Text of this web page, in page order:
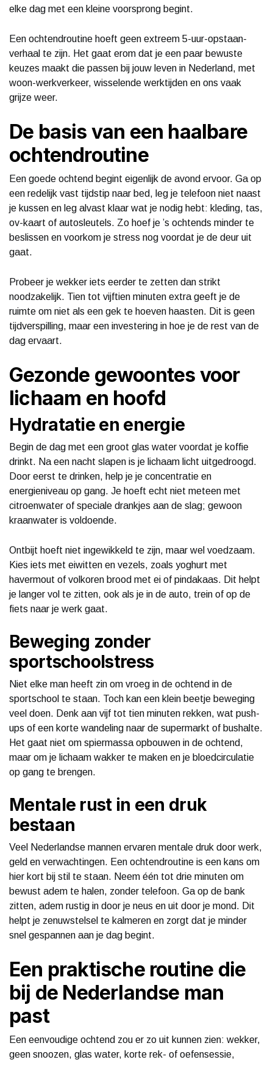
elke dag met een kleine voorsprong begint.
Een ochtendroutine hoeft geen extreem 5-uur-opstaan-
verhaal te zijn. Het gaat erom dat je een paar bewuste
keuzes maakt die passen bij jouw leven in Nederland, met
woon-werkverkeer, wisselende werktijden en ons vaak
grijze weer.
De basis van een haalbare
ochtendroutine
Een goede ochtend begint eigenlijk de avond ervoor. Ga op
een redelijk vast tijdstip naar bed, leg je telefoon niet naast
je kussen en leg alvast klaar wat je nodig hebt: kleding, tas,
ov-kaart of autosleutels. Zo hoef je ’s ochtends minder te
beslissen en voorkom je stress nog voordat je de deur uit
gaat.
Probeer je wekker iets eerder te zetten dan strikt
noodzakelijk. Tien tot vijftien minuten extra geeft je de
ruimte om niet als een gek te hoeven haasten. Dit is geen
tijdverspilling, maar een investering in hoe je de rest van de
dag ervaart.
Gezonde gewoontes voor
lichaam en hoofd
Hydratatie en energie
Begin de dag met een groot glas water voordat je koffie
drinkt. Na een nacht slapen is je lichaam licht uitgedroogd.
Door eerst te drinken, help je je concentratie en
energieniveau op gang. Je hoeft echt niet meteen met
citroenwater of speciale drankjes aan de slag; gewoon
kraanwater is voldoende.
Ontbijt hoeft niet ingewikkeld te zijn, maar wel voedzaam.
Kies iets met eiwitten en vezels, zoals yoghurt met
havermout of volkoren brood met ei of pindakaas. Dit helpt
je langer vol te zitten, ook als je in de auto, trein of op de
fiets naar je werk gaat.
Beweging zonder
sportschoolstress
Niet elke man heeft zin om vroeg in de ochtend in de
sportschool te staan. Toch kan een klein beetje beweging
veel doen. Denk aan vijf tot tien minuten rekken, wat push-
ups of een korte wandeling naar de supermarkt of bushalte.
Het gaat niet om spiermassa opbouwen in de ochtend,
maar om je lichaam wakker te maken en je bloedcirculatie
op gang te brengen.
Mentale rust in een druk
bestaan
Veel Nederlandse mannen ervaren mentale druk door werk,
geld en verwachtingen. Een ochtendroutine is een kans om
hier kort bij stil te staan. Neem één tot drie minuten om
bewust adem te halen, zonder telefoon. Ga op de bank
zitten, adem rustig in door je neus en uit door je mond. Dit
helpt je zenuwstelsel te kalmeren en zorgt dat je minder
snel gespannen aan je dag begint.
Een praktische routine die
bij de Nederlandse man
past
Een eenvoudige ochtend zou er zo uit kunnen zien: wekker,
geen snoozen, glas water, korte rek- of oefensessie,